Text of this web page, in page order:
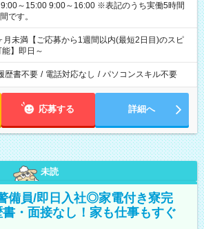
9:00～16:00 ※表記のうち実働5時間
です。
月未満【ご応募から1週間以内(最短2日目)のスピ
】即日～
歴書不要 / 電話対応なし / パソコンスキル不要
応募する 詳細へ
未読
備員/即日入社◎家電付き寮完
・面接なし！家も仕事もすぐ